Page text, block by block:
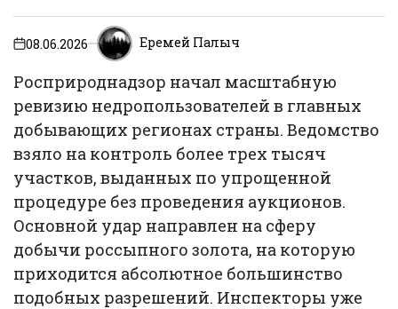
on08.06.2026 Еремей Палыч
Росприроднадзор начал масштабную
ревизию недропользователей в главных
добывающих регионах страны. Ведомство
взяло на контроль более трех тысяч
участков, выданных по упрощенной
процедуре без проведения аукционов.
Основной удар направлен на сферу
добычи россыпного золота, на которую
приходится абсолютное большинство
подобных разрешений. Инспекторы уже